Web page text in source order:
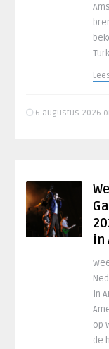
6 augustus 2026
in
in
op
de